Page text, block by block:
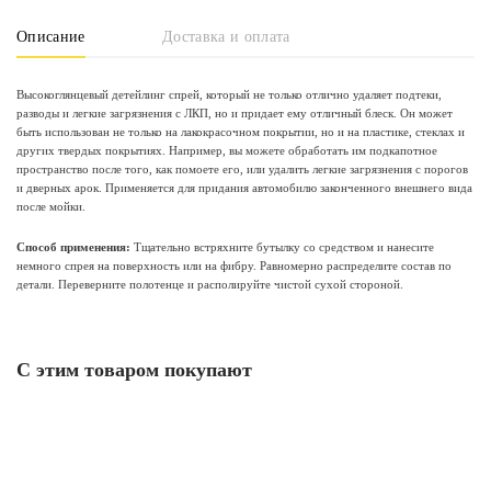
Описание Доставка и оплата
Высокоглянцевый детейлинг спрей, который не только отлично удаляет подтеки,
разводы и легкие загрязнения с ЛКП, но и придает ему отличный блеск. Он может
быть использован не только на лакокрасочном покрытии, но и на пластике, стеклах и
других твердых покрытиях. Например, вы можете обработать им подкапотное
пространство после того, как помоете его, или удалить легкие загрязнения с порогов
и дверных арок. Применяется для придания автомобилю законченного внешнего вида
после мойки.
Способ применения: Тщательно встряхните бутылку со средством и нанесите
немного спрея на поверхность или на фибру. Равномерно распределите состав по
детали. Переверните полотенце и располируйте чистой сухой стороной.
С этим товаром покупают